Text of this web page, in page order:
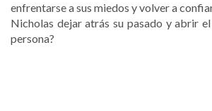
enfrentarse a sus miedos y volver a
Nicholas dejar atrás su pasado y abrir
persona?